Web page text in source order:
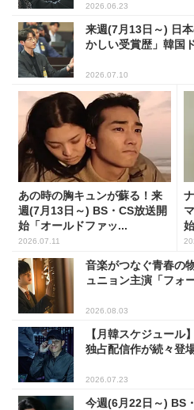
2026.06.23
来週(7月13日～) 日
かしい受賞歴」韓国
2026.07.10
あの時の胸キュンが蘇る！来
週(7月13日～) BS・CS放送開
始「オールドファッ...
2026.07.11
音楽がつなぐ青春の
ュニョン主演「フォ
2026.08.03
【月韓スケジュール
独占配信作が続々登
2026.07.23
今週(6月22日～) BS